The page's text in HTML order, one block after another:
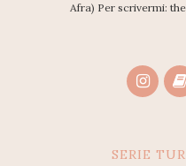
Afra) Per scrivermi:
SERIE